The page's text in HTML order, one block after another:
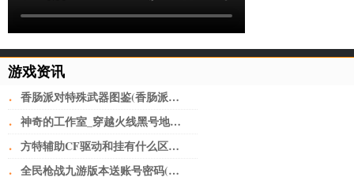
游戏资讯
· 香肠派对特殊武器图鉴(香肠派对武器搭配一览表2022 强势上分)
· 神奇的工作室_穿越火线黑号地址(做淘宝必备工具)
· 方特辅助CF驱动和挂有什么区别迂回操控游戏_CF黑号网
· 全民枪战九游版本送账号密码(全民枪战2九游版 v3.21.0安卓版)